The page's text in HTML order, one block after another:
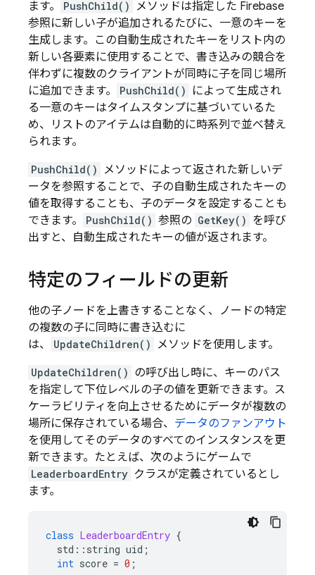
ます。 PushChild()
メソッドは指定した Firebase
参照に新しい子が追加されるたびに、一意のキーを
生成します。この自動生成されたキーをリスト内の
新しい各要素に使用することで、書き込みの競合を
伴わずに複数のクライアントが同時に子を同じ場所
に追加できます。
PushChild()
によって生成され
る一意のキーはタイムスタンプに基づいているた
め、リストのアイテムは自動的に時系列で並べ替え
られます。
PushChild()
メソッドによって返された新しいデ
ータを参照することで、子の自動生成されたキーの
値を取得することも、子のデータを設定することも
できます。
PushChild() 参照の GetKey() を呼び
出すと、自動生成されたキーの値が返されます。
特定のフィールドの更新
他の子ノードを上書きすることなく、ノードの特定
の複数の子に同時に書き込むに
は、
UpdateChildren() メソッドを使用します。
UpdateChildren() の呼び出し時に、キーのパス
を指定して下位レベルの子の値を更新できます。ス
ケーラビリティを向上させるためにデータが複数の
場所に保存されている場合、 データのファンアウト
を使用してそのデータのすべてのインスタンスを更
新できます。たとえば、次のようにゲームで
LeaderboardEntry クラスが定義されているとし
ます。
class LeaderboardEntry {
std :: string uid ;
int score = 0 ;